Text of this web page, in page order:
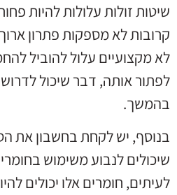
שיטות זולות עלולות להיות
קרובות לא מספקות פתרון
לא מקצועיים עלול להוביל
לפתור אותה, דבר שיכול
בהמשך.
בנוסף, יש לקחת בחשבון את
שיכולים לנבוע משימוש
לעיתים, חומרים אלו יכולים